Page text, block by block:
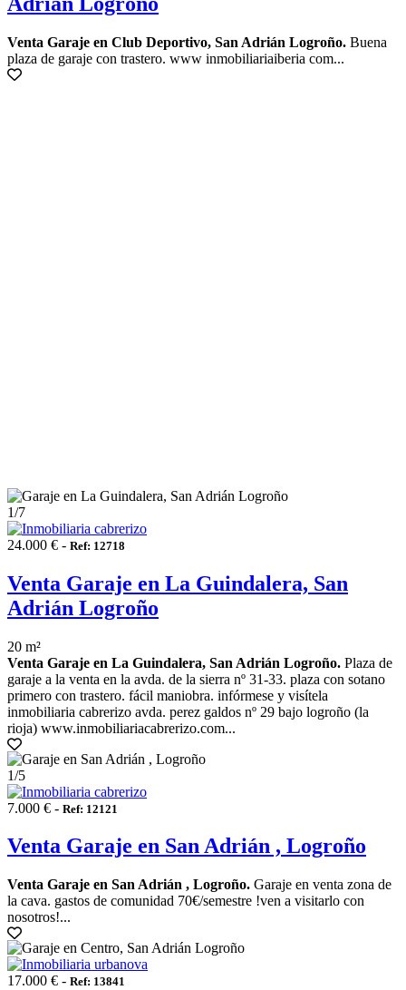
Venta Garaje en Club Deportivo, San Adrián Logroño. Buena
plaza de garaje con trastero. www inmobiliariaiberia com...
1/7
24.000 € - Ref: 12718
Venta Garaje en La Guindalera, San
Adrián Logroño
20 m²
Venta Garaje en La Guindalera, San Adrián Logroño. Plaza de
garaje a la venta en la avda. de la sierra nº 31-33. plaza con sotano
primero con trastero. fácil maniobra. infórmese y visítela
inmobiliaria cabrerizo avda. perez galdos nº 29 bajo logroño (la
rioja) www.inmobiliariacabrerizo.com...
1/5
7.000 € - Ref: 12121
Venta Garaje en San Adrián , Logroño
Venta Garaje en San Adrián , Logroño. Garaje en venta zona de
la cava. gastos de comunidad 70€/semestre !ven a visitarlo con
nosotros!...
17.000 € - Ref: 13841